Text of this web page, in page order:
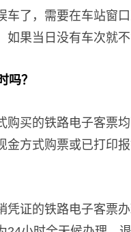
车了，需要在车站窗
如果当日没有车次就不
吗？
购买的铁路电子客票
金方式购票或已打印
凭证的铁路电子客票